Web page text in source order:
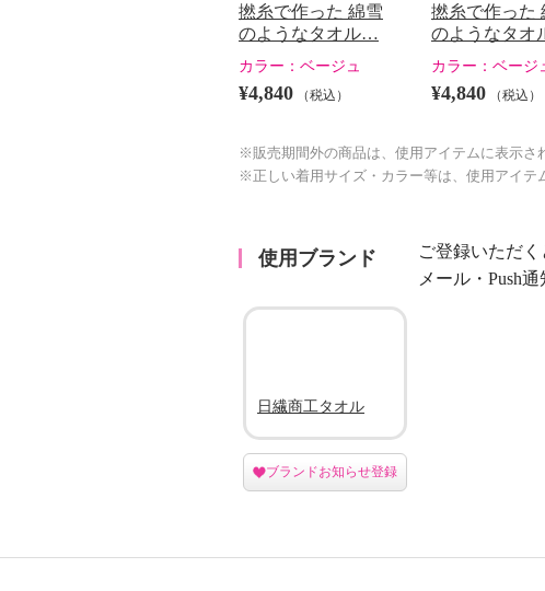
撚糸で作った 綿雪
のようなタオル…
カラー： ベージュ
¥4,840 （税込）
撚糸で作った
のようなタオ
カラー： ベージ
¥4,840 （税込）
※販売期間外の商品は、使用アイテムに表示さ
※正しい着用サイズ・カラー等は、使用アイテ
使用ブランド
ご登録いただ
メール・Push
日繊商工タオル
ブランドお知らせ登録